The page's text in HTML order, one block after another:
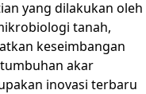
yang dilakukan oleh
tanah,
keseimbangan
akar
inovasi terbaru